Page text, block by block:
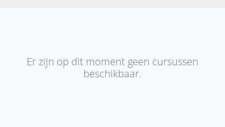
Er zijn op dit moment geen cursussen
beschikbaar.